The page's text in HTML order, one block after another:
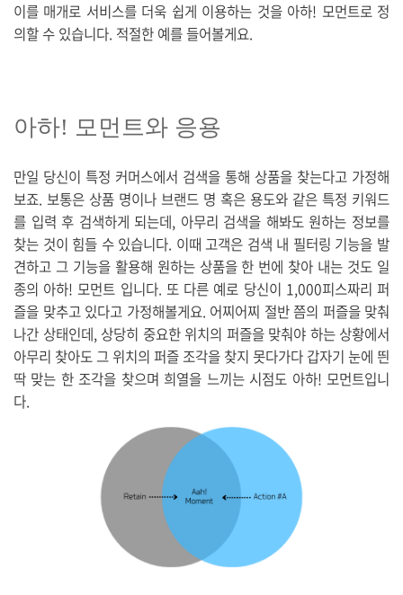
이를 매개로 서비스를 더욱 쉽게 이용하는 것을 아하! 모먼트로 정
의할 수 있습니다. 적절한 예를 들어볼게요.
아하! 모먼트와 응용
만일 당신이 특정 커머스에서 검색을 통해 상품을 찾는다고 가정해
보죠. 보통은 상품 명이나 브랜드 명 혹은 용도와 같은 특정 키워드
를 입력 후 검색하게 되는데, 아무리 검색을 해봐도 원하는 정보를
찾는 것이 힘들 수 있습니다. 이때 고객은 검색 내 필터링 기능을 발
견하고 그 기능을 활용해 원하는 상품을 한 번에 찾아 내는 것도 일
종의 아하! 모먼트 입니다. 또 다른 예로 당신이 1,000피스짜리 퍼
즐을 맞추고 있다고 가정해볼게요. 어찌어찌 절반 쯤의 퍼즐을 맞춰
나간 상태인데, 상당히 중요한 위치의 퍼즐을 맞춰야 하는 상황에서
아무리 찾아도 그 위치의 퍼즐 조각을 찾지 못다가다 갑자기 눈에 띈
딱 맞는 한 조각을 찾으며 희열을 느끼는 시점도 아하! 모먼트입니
다.